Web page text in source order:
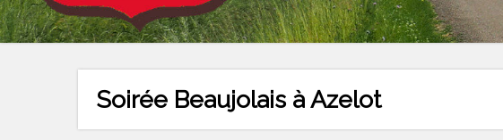
Soirée Beaujolais à Azelot